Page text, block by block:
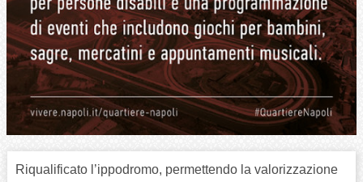
Riqualificato l’ippodromo, permettendo la valorizzazione